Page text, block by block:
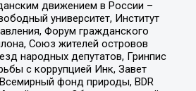
движением в России –
университет, Институт
Форум гражданского
Союз жителей островов
народных депутатов, Гринпис
с коррупцией Инк, Завет
фонд природы, BDR